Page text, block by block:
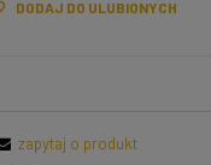
DODAJ DO ULUBIONYCH
zapytaj o produkt